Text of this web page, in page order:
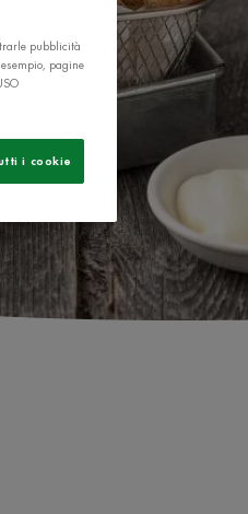
pubblicità
pagine
i cookie